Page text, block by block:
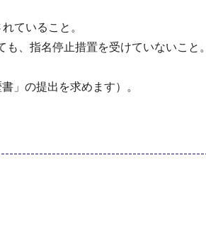
ていること。
、指名停止措置を受けていないこと。
」の提出を求めます）。